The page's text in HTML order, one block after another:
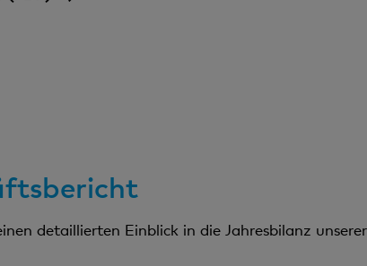
detaillierten Einblick in die Jahresbilanz